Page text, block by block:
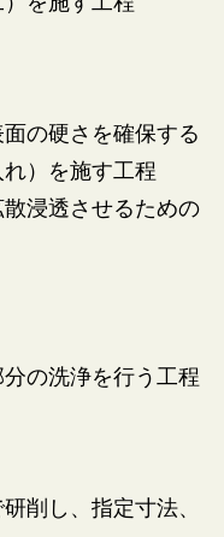
の硬さを確保する
）を施す工程
浸透させるための
の洗浄を行う工程
削し、指定寸法、